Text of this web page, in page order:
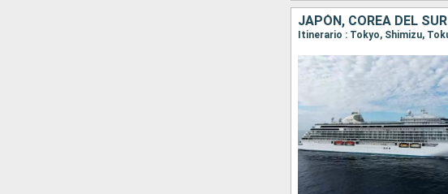
JAPÓN, COREA DEL SUR